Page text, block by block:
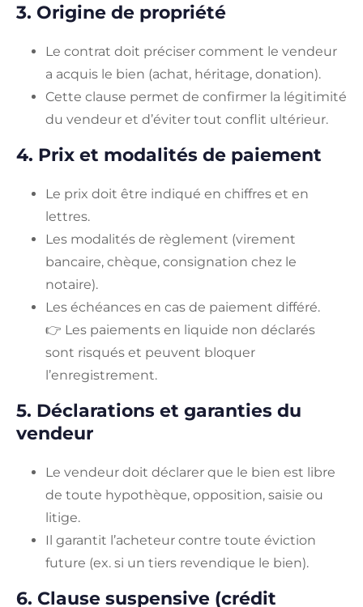
3. Origine de propriété
Le contrat doit préciser comment le vendeur
a acquis le bien (achat, héritage, donation).
Cette clause permet de confirmer la légitimité
du vendeur et d’éviter tout conflit ultérieur.
4. Prix et modalités de paiement
Le prix doit être indiqué en chiffres et en
lettres.
Les modalités de règlement (virement
bancaire, chèque, consignation chez le
notaire).
Les échéances en cas de paiement différé.
👉 Les paiements en liquide non déclarés
sont risqués et peuvent bloquer
l’enregistrement.
5. Déclarations et garanties du
vendeur
Le vendeur doit déclarer que le bien est libre
de toute hypothèque, opposition, saisie ou
litige.
Il garantit l’acheteur contre toute éviction
future (ex. si un tiers revendique le bien).
6. Clause suspensive (crédit